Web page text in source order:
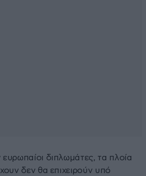
διπλωμάτες, τα πλοία
δεν θα επιχειρούν υπό